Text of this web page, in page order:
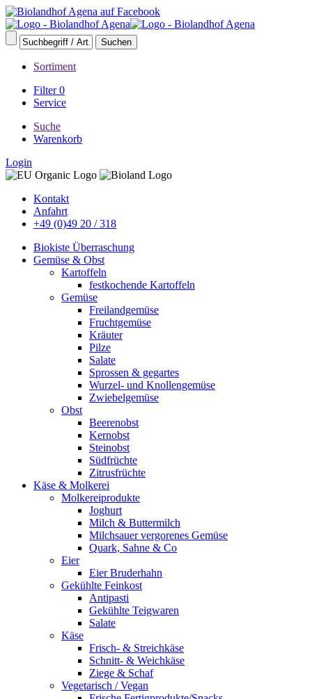
Sortiment
Filter 0
Service
Suche
Warenkorb
Login
Kontakt
Anfahrt
+49 (0)49 20 / 318
Biokiste Überraschung
Gemüse & Obst
Kartoffeln
festkochende Kartoffeln
Gemüse
Freilandgemüse
Fruchtgemüse
Kräuter
Pilze
Salate
Sprossen & gegartes
Wurzel- und Knollengemüse
Zwiebelgemüse
Obst
Beerenobst
Kernobst
Steinobst
Südfrüchte
Zitrusfrüchte
Käse & Molkerei
Molkereiprodukte
Joghurt
Milch & Buttermilch
Milchsauer vergorenes Gemüse
Quark, Sahne & Co
Eier
Eier Bruderhahn
Gekühlte Feinkost
Antipasti
Gekühlte Teigwaren
Salate
Käse
Frisch- & Streichkäse
Schnitt- & Weichkäse
Ziege & Schaf
Vegetarisch / Vegan